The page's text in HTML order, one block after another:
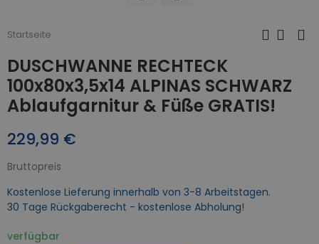
Startseite
DUSCHWANNE RECHTECK
100x80x3,5x14 ALPINAS SCHWARZ
Ablaufgarnitur & Füße GRATIS!
229,99 €
Bruttopreis
Kostenlose Lieferung innerhalb von 3-8 Arbeitstagen.
30 Tage Rückgaberecht - kostenlose Abholung!
verfügbar